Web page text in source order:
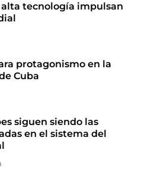
alta tecnología impulsan
protagonismo en la
Cuba
siguen siendo las
en el sistema del